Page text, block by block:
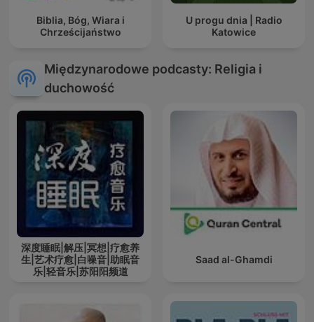
Biblia, Bóg, Wiara i
Chrześcijaństwo
U progu dnia | Radio
Katowice
Międzynarodowe podcasty: Religia i
duchowość
深度睡眠|解压|冥想|疗愈养
生|艺术疗愈|白噪音|助眠音
乐|轻音乐|苏阳阳频道
Saad al-Ghamdi